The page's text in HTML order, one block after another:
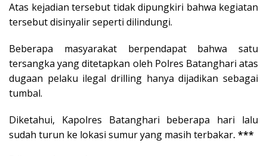
Atas kejadian tersebut tidak dipungkiri bahwa kegiatan
tersebut disinyalir seperti dilindungi.
Beberapa masyarakat berpendapat bahwa satu
tersangka yang ditetapkan oleh Polres Batanghari atas
dugaan pelaku ilegal drilling hanya dijadikan sebagai
tumbal.
Diketahui, Kapolres Batanghari beberapa hari lalu
sudah turun ke lokasi sumur yang masih terbakar. ***